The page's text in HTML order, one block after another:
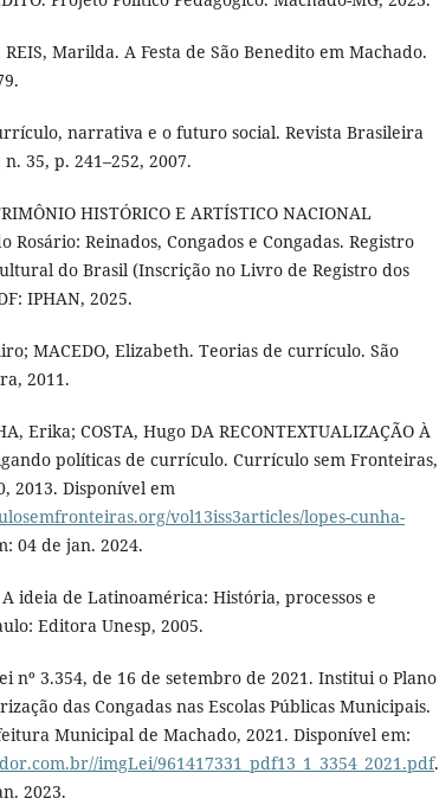
REIS, Marilda. A Festa de São Benedito em Machado.
narrativa e o futuro social. Revista Brasileira
35, p. 241–252, 2007.
HISTÓRICO E ARTÍSTICO NACIONAL
Rosário: Reinados, Congados e Congadas. Registro
do Brasil (Inscrição no Livro de Registro dos
IPHAN, 2025.
MACEDO, Elizabeth. Teorias de currículo. São
2011.
Erika; COSTA, Hugo DA RECONTEXTUALIZAÇÃO À
políticas de currículo. Currículo sem Fronteiras,
2013. Disponível em
vol13iss3articles/lopes-cunha-
04 de jan. 2024.
ideia de Latinoamérica: História, processos e
Editora Unesp, 2005.
nº 3.354, de 16 de setembro de 2021. Institui o Plano
das Congadas nas Escolas Públicas Municipais.
Municipal de Machado, 2021. Disponível em:
imgLei/961417331_pdf13_1_3354_2021.pdf.
2023.